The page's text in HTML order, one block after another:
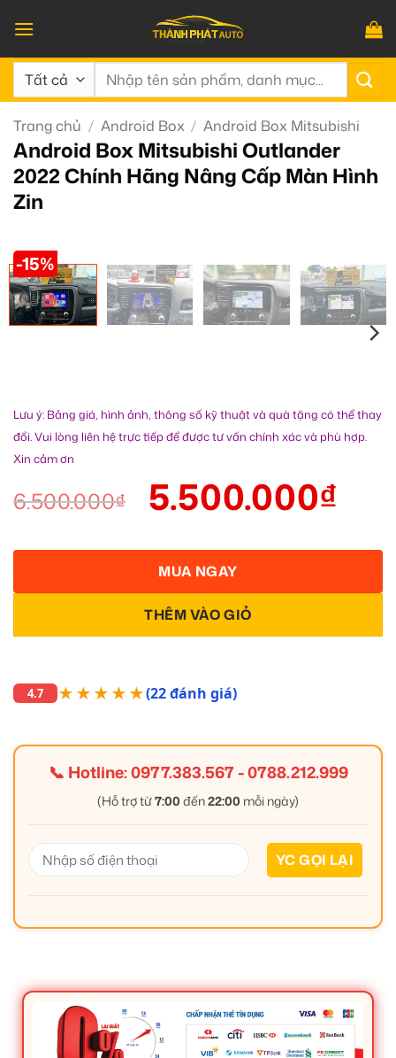
qua
nội
dung
Tìm
Trang chủ / Android Box / Android Box Mitsubishi
Android Box Mitsubishi Outlander
2022 Chính Hãng Nâng Cấp Màn Hình
Zin
-15%
Lưu ý: Bảng giá, hình ảnh, thông số kỹ thuật và quà tặng có thể thay
đổi. Vui lòng liên hệ trực tiếp để được tư vấn chính xác và phù hợp.
Xin cảm ơn
6.500.000₫ 5.500.000₫
THÊM VÀO GIỎ
MUA NGAY
4.7 ★★★★★(22 đánh giá)
📞 Hotline:0977.383.567-0788.212.999
(Hỗ trợ từ7:00 đến22:00 mỗi ngày)